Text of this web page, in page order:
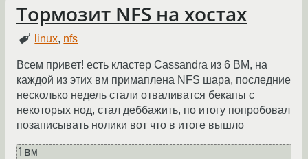
Тормозит NFS на хостах
linux, nfs
Всем привет! есть кластер Cassandra из 6 ВМ, на
каждой из этих вм примаплена NFS шара, последние
несколько недель стали отваливатся бекапы с
некоторых нод, стал деббажить, по итогу попробовал
позаписывать нолики вот что в итоге вышло
1вм